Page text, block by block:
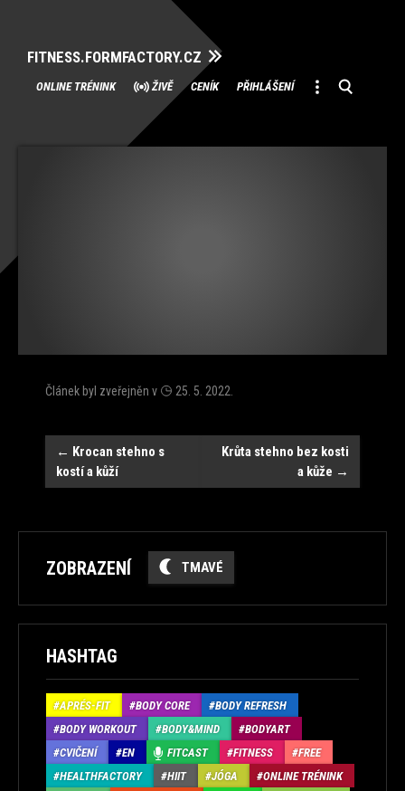
FITNESS.FORMFACTORY.CZ
Přeskočit
na
ONLINE TRÉNINK ŽIVĚ CENÍK PŘIHLÁŠENÍ
Článek byl zveřejněn v 25. 5. 2022
Navigace
← Krocan stehno s
kostí a kůží
Krůta stehno bez kosti
a kůže →
ZOBRAZENÍ TMAVÉ
HASHTAG
APRÉS-FIT BODY CORE
BODY REFRESH
BODY WORKOUT
BODY&MIND
BODYART
CVIČENÍ
EN FITCAST FITNESS
FREE
HEALTHFACTORY
HIIT JÓGA
ONLINE TRÉNINK